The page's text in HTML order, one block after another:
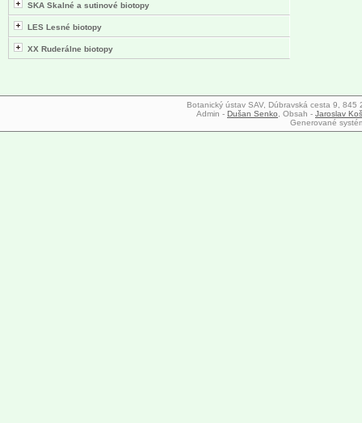
SKA Skalné a sutinové biotopy
LES Lesné biotopy
XX Ruderálne biotopy
Botanický ústav SAV, Dúbravská cesta 9,
Admin - Dušan Senko , Obsah - Jaroslav
Generované